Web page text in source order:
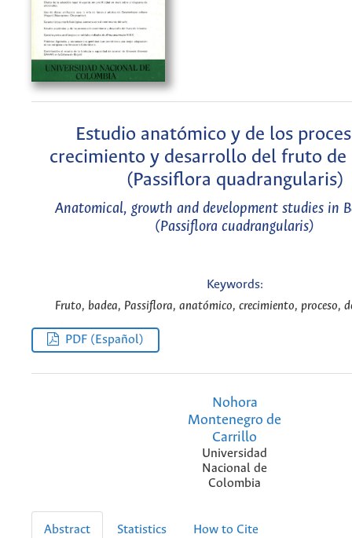
Estudio anatómico y de los
crecimiento y desarrollo del fruto de
(Passiflora quadrangularis)
Anatomical, growth and development studies in
(Passiflora cuadrangularis)
Keywords:
Fruto, badea, Passiflora, anatómico, crecimiento, proceso,
PDF (Español)
Nohora
Montenegro de
Carrillo
Universidad
Nacional de
Colombia
Abstract Statistics How to Cite